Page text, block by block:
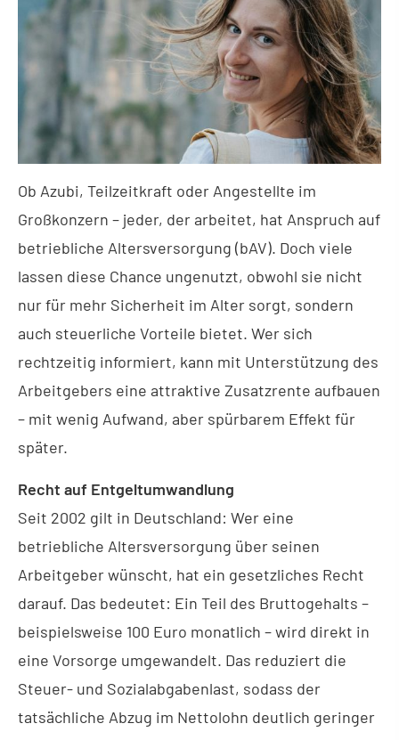
Ob Azubi, Teilzeitkraft oder Angestellte im
Großkonzern – jeder, der arbeitet, hat Anspruch auf
betriebliche Altersversorgung (bAV). Doch viele
lassen diese Chance ungenutzt, obwohl sie nicht
nur für mehr Sicherheit im Alter sorgt, sondern
auch steuerliche Vorteile bietet. Wer sich
rechtzeitig informiert, kann mit Unterstützung des
Arbeitgebers eine attraktive Zusatzrente aufbauen
– mit wenig Aufwand, aber spürbarem Effekt für
später.
Recht auf Entgeltumwandlung
Seit 2002 gilt in Deutschland: Wer eine
betriebliche Altersversorgung über seinen
Arbeitgeber wünscht, hat ein gesetzliches Recht
darauf. Das bedeutet: Ein Teil des Bruttogehalts –
beispielsweise 100 Euro monatlich – wird direkt in
eine Vorsorge umgewandelt. Das reduziert die
Steuer- und Sozialabgabenlast, sodass der
tatsächliche Abzug im Nettolohn deutlich geringer